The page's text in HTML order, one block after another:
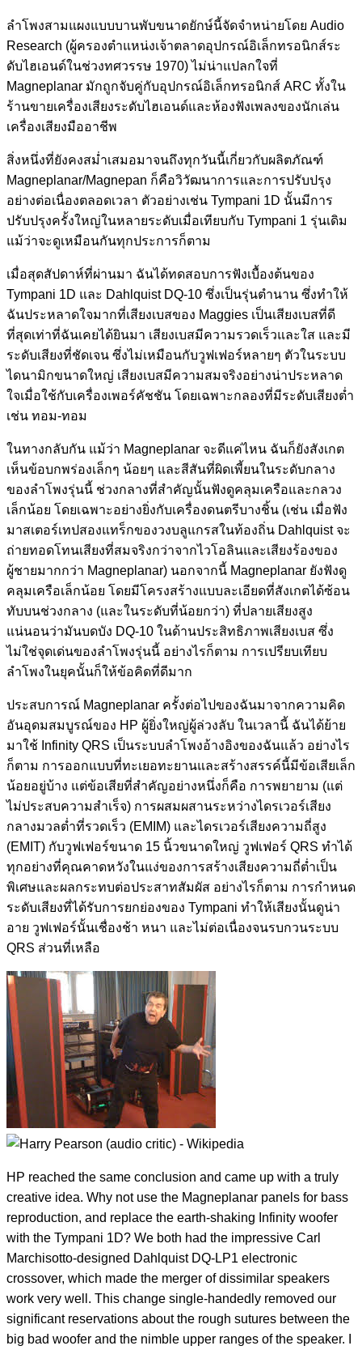
ลำโพงสามแผงแบบบานพับขนาดยักษ์นี้จัดจำหน่ายโดย Audio
Research (ผู้ครองตำแหน่งเจ้าตลาดอุปกรณ์อิเล็กทรอนิกส์ระ
ดับไฮเอนด์ในช่วงทศวรรษ 1970) ไม่น่าแปลกใจที่
Magneplanar มักถูกจับคู่กับอุปกรณ์อิเล็กทรอนิกส์ ARC ทั้งใน
ร้านขายเครื่องเสียงระดับไฮเอนด์และห้องฟังเพลงของนักเล่น
เครื่องเสียงมืออาชีพ
สิ่งหนึ่งที่ยังคงสม่ำเสมอมาจนถึงทุกวันนี้เกี่ยวกับผลิตภัณฑ์
Magneplanar/Magnepan ก็คือวิวัฒนาการและการปรับปรุง
อย่างต่อเนื่องตลอดเวลา ตัวอย่างเช่น Tympani 1D นั้นมีการ
ปรับปรุงครั้งใหญ่ในหลายระดับเมื่อเทียบกับ Tympani 1 รุ่นเดิม
แม้ว่าจะดูเหมือนกันทุกประการก็ตาม
เมื่อสุดสัปดาห์ที่ผ่านมา ฉันได้ทดสอบการฟังเบื้องต้นของ
Tympani 1D และ Dahlquist DQ-10 ซึ่งเป็นรุ่นตำนาน ซึ่งทำให้
ฉันประหลาดใจมากที่เสียงเบสของ Maggies เป็นเสียงเบสที่ดี
ที่สุดเท่าที่ฉันเคยได้ยินมา เสียงเบสมีความรวดเร็วและใส และมี
ระดับเสียงที่ชัดเจน ซึ่งไม่เหมือนกับวูฟเฟอร์หลายๆ ตัวในระบบ
ไดนามิกขนาดใหญ่ เสียงเบสมีความสมจริงอย่างน่าประหลาด
ใจเมื่อใช้กับเครื่องเพอร์คัชชัน โดยเฉพาะกลองที่มีระดับเสียงต่ำ
เช่น ทอม-ทอม
ในทางกลับกัน แม้ว่า Magneplanar จะดีแค่ไหน ฉันก็ยังสังเกต
เห็นข้อบกพร่องเล็กๆ น้อยๆ และสีสันที่ผิดเพี้ยนในระดับกลาง
ของลำโพงรุ่นนี้ ช่วงกลางที่สำคัญนั้นฟังดูคลุมเครือและกลวง
เล็กน้อย โดยเฉพาะอย่างยิ่งกับเครื่องดนตรีบางชิ้น (เช่น เมื่อฟัง
มาสเตอร์เทปสองแทร็กของวงบลูแกรสในท้องถิ่น Dahlquist จะ
ถ่ายทอดโทนเสียงที่สมจริงกว่าจากไวโอลินและเสียงร้องของ
ผู้ชายมากกว่า Magneplanar) นอกจากนี้ Magneplanar ยังฟังดู
คลุมเครือเล็กน้อย โดยมีโครงสร้างแบบละเอียดที่สังเกตได้ซ้อน
ทับบนช่วงกลาง (และในระดับที่น้อยกว่า) ที่ปลายเสียงสูง
แน่นอนว่ามันบดบัง DQ-10 ในด้านประสิทธิภาพเสียงเบส ซึ่ง
ไม่ใช่จุดเด่นของลำโพงรุ่นนี้ อย่างไรก็ตาม การเปรียบเทียบ
ลำโพงในยุคนั้นก็ให้ข้อคิดที่ดีมาก
ประสบการณ์ Magneplanar ครั้งต่อไปของฉันมาจากความคิด
อันอุดมสมบูรณ์ของ HP ผู้ยิ่งใหญ่ผู้ล่วงลับ ในเวลานี้ ฉันได้ย้าย
มาใช้ Infinity QRS เป็นระบบลำโพงอ้างอิงของฉันแล้ว อย่างไร
ก็ตาม การออกแบบที่ทะเยอทะยานและสร้างสรรค์นี้มีข้อเสียเล็ก
น้อยอยู่บ้าง แต่ข้อเสียที่สำคัญอย่างหนึ่งก็คือ การพยายาม (แต่
ไม่ประสบความสำเร็จ) การผสมผสานระหว่างไดรเวอร์เสียง
กลางมวลต่ำที่รวดเร็ว (EMIM) และไดรเวอร์เสียงความถี่สูง
(EMIT) กับวูฟเฟอร์ขนาด 15 นิ้วขนาดใหญ่ วูฟเฟอร์ QRS ทำได้
ทุกอย่างที่คุณคาดหวังในแง่ของการสร้างเสียงความถี่ต่ำเป็น
พิเศษและผลกระทบต่อประสาทสัมผัส อย่างไรก็ตาม การกำหนด
ระดับเสียงที่ได้รับการยกย่องของ Tympani ทำให้เสียงนั้นดูน่า
อาย วูฟเฟอร์นั้นเชื่องช้า หนา และไม่ต่อเนื่องจนรบกวนระบบ
QRS ส่วนที่เหลือ
HP reached the same conclusion and came up with a truly
creative idea. Why not use the Magneplanar panels for bass
reproduction, and replace the earth-shaking Infinity woofer
with the Tympani 1D? We both had the impressive Carl
Marchisotto-designed Dahlquist DQ-LP1 electronic
crossover, which made the merger of dissimilar speakers
work very well. This change single-handedly removed our
significant reservations about the rough sutures between the
big bad woofer and the nimble upper ranges of the speaker. I